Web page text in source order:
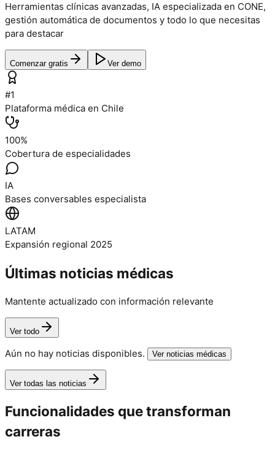
Herramientas clínicas avanzadas, IA especializada en CONE,
gestión automática de documentos y todo lo que necesitas
para destacar
Comenzar gratis Ver demo
#1
Plataforma médica en Chile
100%
Cobertura de especialidades
IA
Bases conversables especialista
LATAM
Expansión regional 2025
Últimas noticias médicas
Mantente actualizado con información relevante
Ver todo
Aún no hay noticias disponibles. Ver noticias médicas
Ver todas las noticias
Funcionalidades quetransforman
carreras